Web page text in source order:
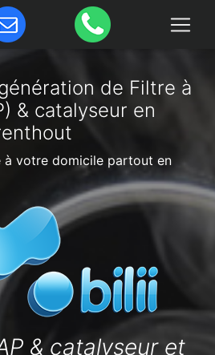
de Filtre à
& catalyseur en
à votre domicile partout en
& catalyseur et